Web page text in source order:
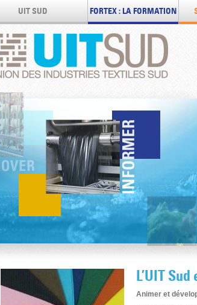
UIT SUD FORTEX : LA FORMATION
L’UIT
Animer et